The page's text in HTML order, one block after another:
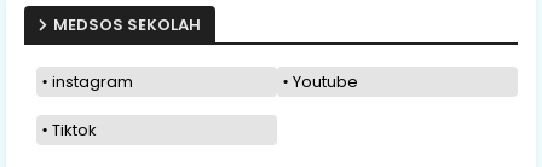
MEDSOS SEKOLAH
instagram Youtube
Tiktok